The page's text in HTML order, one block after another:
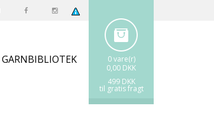
0 vare(r)
0,00 DKK
499 DKK
til gratis fragt
GARNBIBLIOTEK